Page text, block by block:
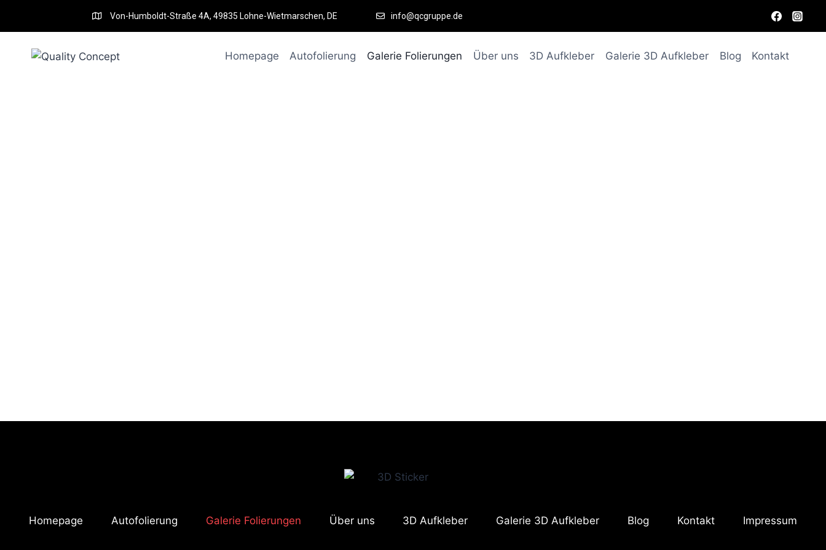
Von-Humboldt-Straße 4A, 49835 Lohne-Wietmarschen, DE info@qcgruppe.de
Homepage Autofolierung Galerie Folierungen Über uns 3D Aufkleber Galerie 3D Aufkleber Blog Kontakt
Homepage Autofolierung Galerie Folierungen Über uns 3D Aufkleber Galerie 3D Aufkleber Blog Kontakt Impressum